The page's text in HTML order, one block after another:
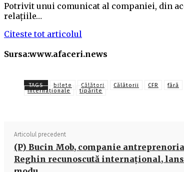
Potrivit unui comunicat al companiei, din
relaţiile…
Citeste tot articolul
Sursa:www.afaceri.news
TAGS bilete Călători Călătorii CFR
fără
internaționale
tipărite
Articolul precedent
(P) Bucin Mob, companie
Reghin recunoscută internaţional,